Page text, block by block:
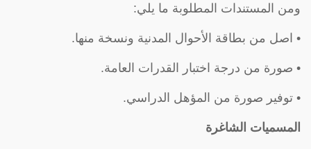
ومن المستندات المطلوبة ما يلي:
• اصل من بطاقة الأحوال المدنية ونسخة منها.
• صورة من درجة اختبار القدرات العامة.
• توفير صورة من المؤهل الدراسي.
المسميات الشاغرة